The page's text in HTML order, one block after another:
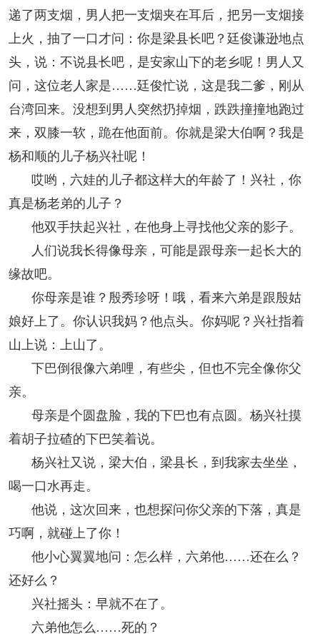
递了两支烟，男人把一支烟夹在耳后，把另一支烟接
上火，抽了一口才问：你是梁县长吧？廷俊谦逊地点
头，说：不说县长吧，是安家山下的老乡呢！男人又
问，这位老人家是……廷俊忙说，这是我二爹，刚从
台湾回来。没想到男人突然扔掉烟，跌跌撞撞地跑过
来，双膝一软，跪在他面前。你就是梁大伯啊？我是
杨和顺的儿子杨兴社呢！
哎哟，六娃的儿子都这样大的年龄了！兴社，你
真是杨老弟的儿子？
他双手扶起兴社，在他身上寻找他父亲的影子。
人们说我长得像母亲，可能是跟母亲一起长大的
缘故吧。
你母亲是谁？殷秀珍呀！哦，看来六弟是跟殷姑
娘好上了。你认识我妈？他点头。你妈呢？兴社指着
山上说：上山了。
下巴倒很像六弟哩，有些尖，但也不完全像你父
亲。
母亲是个圆盘脸，我的下巴也有点圆。杨兴社摸
着胡子拉碴的下巴笑着说。
杨兴社又说，梁大伯，梁县长，到我家去坐坐，
喝一口水再走。
他说，这次回来，也想探问你父亲的下落，真是
巧啊，就碰上了你！
他小心翼翼地问：怎么样，六弟他……还在么？
还好么？
兴社摇头：早就不在了。
六弟他怎么……死的？